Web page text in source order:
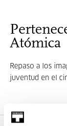
Atómica
Repaso a los
juventud en el
VER CICLO